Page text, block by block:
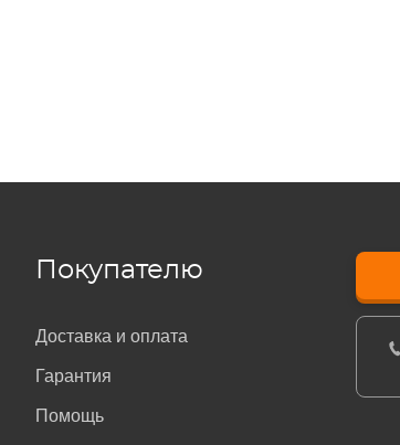
Покупателю
Доставка и оплата
Гарантия
Помощь